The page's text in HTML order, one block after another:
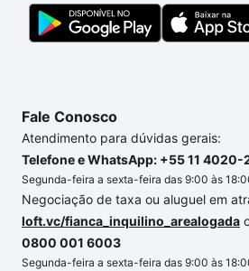
Fale Conosco
Atendimento para dúvidas gerais:
Telefone e WhatsApp: +55 11 4020-
Segunda-feira a sexta-feira das 9:00 às
Negociação de taxa ou aluguel em
loft.vc/fianca_inquilino_arealogada
0800 001 6003
Segunda-feira a sexta-feira das 9:00 às